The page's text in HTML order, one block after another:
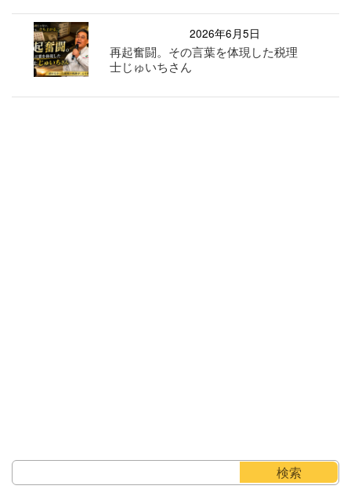
2026年6月5日
再起奮闘。その言葉を体現した税理
士じゅいちさん